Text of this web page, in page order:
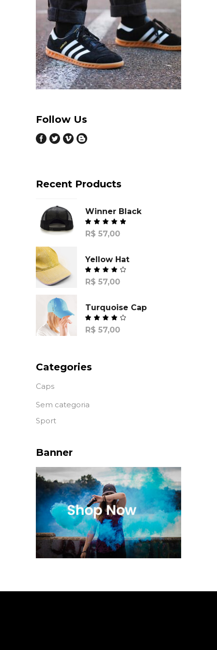
Follow Us
Recent Products
Winner Black
R$ 57,00
Yellow Hat
R$ 57,00
Turquoise Cap
R$ 57,00
Categories
Caps
Sem categoria
Sport
Banner